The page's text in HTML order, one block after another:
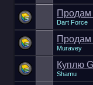
Продам
Dart Force
Продам
Muravey
Куплю
Shamu